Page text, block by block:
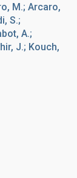
M.; Arcaro,
S.;
A.;
J.; Kouch,